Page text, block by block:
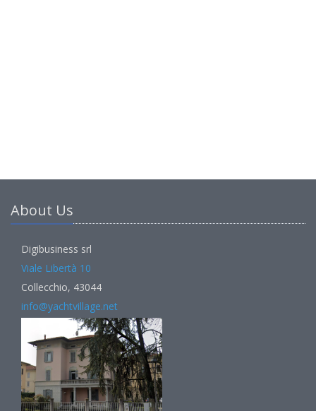
About Us
Digibusiness srl
Viale Libertà 10
Collecchio, 43044
info@yachtvillage.net